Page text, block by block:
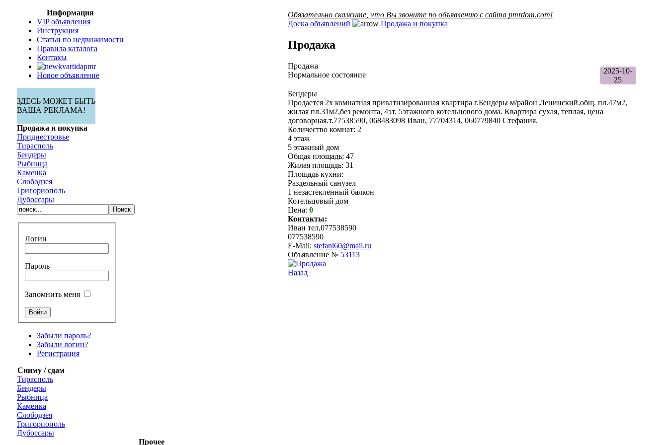
Информация
VIP объявления
Инструкция
Статьи по недвижимости
Правила каталога
Контакы
Новое объявление
ЗДЕСЬ МОЖЕТ БЫТЬ
ВАША РЕКЛАМА!
Продажа и покупка
Приднестровье
Тирасполь
Бендеры
Рыбница
Каменка
Слободзея
Григориополь
Дубоссары
Логин
Пароль
Запомнить меня
Забыли пароль?
Забыли логин?
Регистрация
Сниму / сдам
Тирасполь
Бендеры
Рыбница
Каменка
Слободзея
Григориополь
Дубоссары
Прочее
Обязательно скажите, что Вы звоните по объявлению с сайта pmrdom.com!
Доска объявлений
Продажа и покупка
Продажа
Продажа
Нормальное состояние
2025-10-
25
Бендеры
Продается 2х комнатная приватизированная квартира г.Бендеры м/район Ленинский,общ. пл.47м2,
жилая пл.31м2,без ремонта, 4эт. 5этажного котельцового дома. Квартира сухая, теплая, цена
договорная.т.77538590, 068483098 Иван, 77704314, 060779840 Стефания.
Количество комнат: 2
4 этаж
5 этажный дом
Общая площадь: 47
Жилая площадь: 31
Площадь кухни:
Раздельный санузел
1 незастекленный балкон
Котельцовый дом
Цена: 0
Контакты:
Иван тел,077538590
077538590
E-Mail: stefani60@mail.ru
Объявление № 53113
Назад